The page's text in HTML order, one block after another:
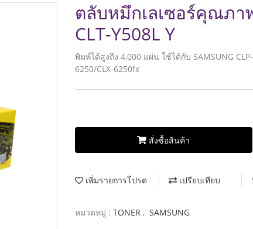
ตลับหมึกเลเซอร์คุณภา
CLT-Y508L Y
พิมพ์ได้สูงถึง 4,000 แผ่น ใช้ได้กับ SAMSUNG
6250/CLX-6250fx
สั่งซื้อสินค้า
เพิ่มรายการโปรด เปรียบเทียบ
หมวดหมู่ : TONER , SAMSUNG